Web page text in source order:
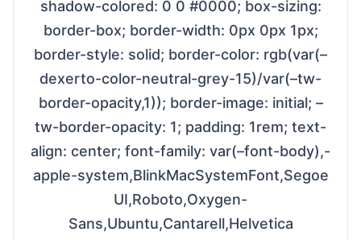
shadow-colored: 0 0 #0000; box-sizing:
border-box; border-width: 0px 0px 1px;
border-style: solid; border-color: rgb(var(–
dexerto-color-neutral-grey-15)/var(–tw-
border-opacity,1)); border-image: initial; –
tw-border-opacity: 1; padding: 1rem; text-
align: center; font-family: var(–font-body),-
apple-system,BlinkMacSystemFont,Segoe
UI,Roboto,Oxygen-
Sans,Ubuntu,Cantarell,Helvetica